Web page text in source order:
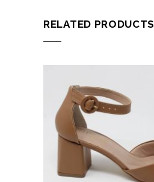
RELATED PRODUCTS